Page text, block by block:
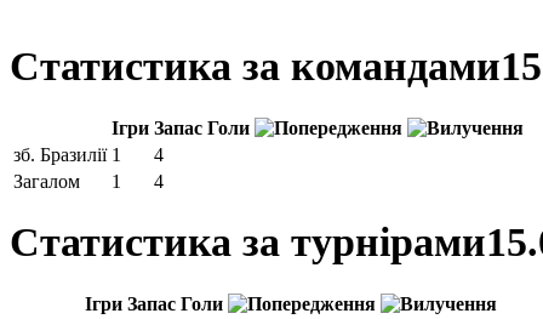
Статистика за командами
Ігри Запас Голи
зб. Бразилії 1
4
Загалом
1 4
Статистика за турнірами
Ігри Запас Голи